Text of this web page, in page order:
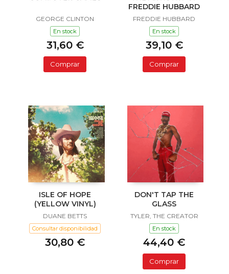
GEORGE CLINTON
En stock
31,60 €
Comprar
FREDDIE HUBBARD
FREDDIE HUBBARD
En stock
39,10 €
Comprar
ISLE OF HOPE
(YELLOW VINYL)
DUANE BETTS
Consultar disponibilidad
30,80 €
DON'T TAP THE
GLASS
TYLER, THE CREATOR
En stock
44,40 €
Comprar